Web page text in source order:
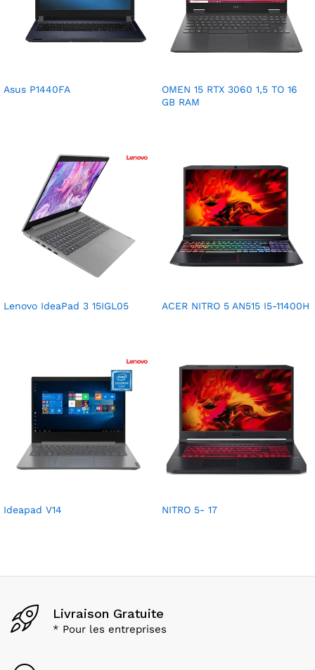
Asus P1440FA
OMEN 15 RTX 3060 1,5 TO 16
GB RAM
Lenovo IdeaPad 3 15IGL05 ACER NITRO 5 AN515 I5-11400H
Ideapad V14 NITRO 5- 17
Livraison Gratuite
* Pour les entreprises